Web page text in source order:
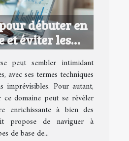
débuter en
et éviter les
courantes
peut sembler intimidant
avec ses termes techniques
imprévisibles. Pour autant,
ce domaine peut se révéler
enrichissante à bien des
propose de naviguer à
de base de...